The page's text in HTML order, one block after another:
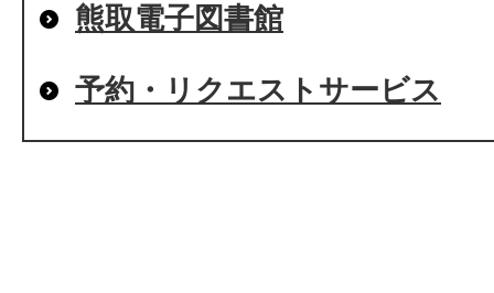
熊取電子図書館
予約・リクエストサービス